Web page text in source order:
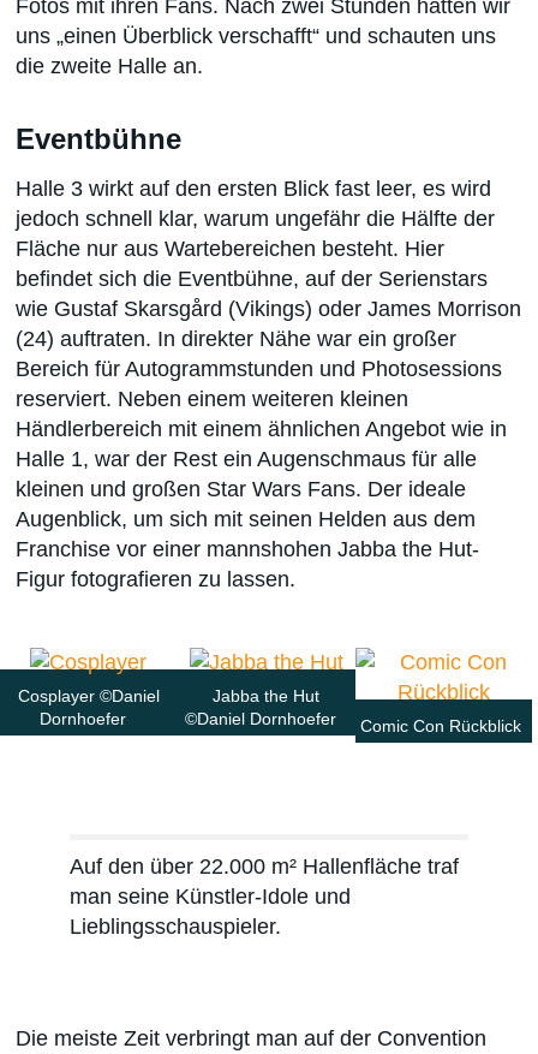
Fotos mit ihren Fans. Nach zwei Stunden hatten wir
uns „einen Überblick verschafft“ und schauten uns
die zweite Halle an.
Eventbühne
Halle 3 wirkt auf den ersten Blick fast leer, es wird
jedoch schnell klar, warum ungefähr die Hälfte der
Fläche nur aus Wartebereichen besteht. Hier
befindet sich die Eventbühne, auf der Serienstars
wie Gustaf Skarsgård (Vikings) oder James Morrison
(24) auftraten. In direkter Nähe war ein großer
Bereich für Autogrammstunden und Photosessions
reserviert. Neben einem weiteren kleinen
Händlerbereich mit einem ähnlichen Angebot wie in
Halle 1, war der Rest ein Augenschmaus für alle
kleinen und großen Star Wars Fans. Der ideale
Augenblick, um sich mit seinen Helden aus dem
Franchise vor einer mannshohen Jabba the Hut-
Figur fotografieren zu lassen.
Cosplayer ©Daniel
Dornhoefer
Jabba the Hut
©Daniel Dornhoefer
Comic Con Rückblick
Auf den über 22.000 m² Hallenfläche traf
man seine Künstler-Idole und
Lieblingsschauspieler.
Die meiste Zeit verbringt man auf der Convention